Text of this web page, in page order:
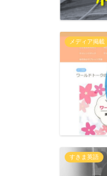
メディア掲載
すきま英語